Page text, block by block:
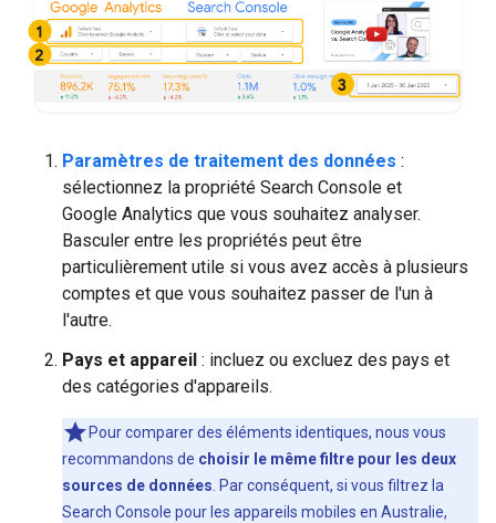
Paramètres de traitement des données :
sélectionnez la propriété Search Console et
Google Analytics que vous souhaitez analyser.
Basculer entre les propriétés peut être
particulièrement utile si vous avez accès à plusieurs
comptes et que vous souhaitez passer de l'un à
l'autre.
Pays et appareil : incluez ou excluez des pays et
des catégories d'appareils.
Pour comparer des éléments identiques, nous vous
recommandons de choisir le même filtre pour les deux
sources de données. Par conséquent, si vous filtrez la
Search Console pour les appareils mobiles en Australie,